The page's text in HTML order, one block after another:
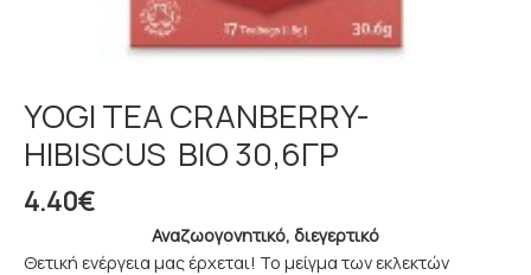
YOGI TEA CRANBERRY-
HIBISCUS ΒΙΟ 30,6ΓΡ
4.40€
Αναζωογονητικό, διεγερτικό
Θετική ενέργεια μας έρχεται! Το μείγμα των εκλεκτών